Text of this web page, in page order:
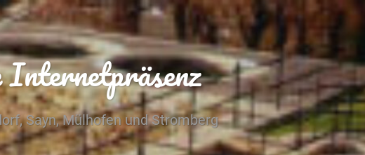
Sayn, Mülhofen und Stromberg